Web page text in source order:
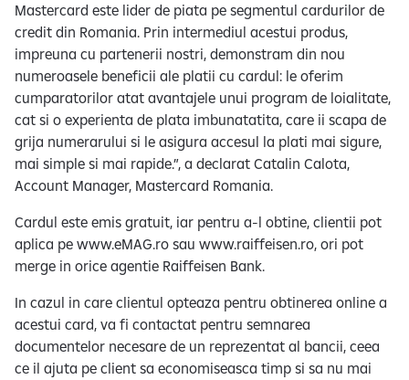
Mastercard este lider de piata pe segmentul cardurilor de
credit din Romania. Prin intermediul acestui produs,
impreuna cu partenerii nostri, demonstram din nou
numeroasele beneficii ale platii cu cardul: le oferim
cumparatorilor atat avantajele unui program de loialitate,
cat si o experienta de plata imbunatatita, care ii scapa de
grija numerarului si le asigura accesul la plati mai sigure,
mai simple si mai rapide.”, a declarat Catalin Calota,
Account Manager, Mastercard Romania.
Cardul este emis gratuit, iar pentru a-l obtine, clientii pot
aplica pe www.eMAG.ro sau www.raiffeisen.ro, ori pot
merge in orice agentie Raiffeisen Bank.
In cazul in care clientul opteaza pentru obtinerea online a
acestui card, va fi contactat pentru semnarea
documentelor necesare de un reprezentat al bancii, ceea
ce il ajuta pe client sa economiseasca timp si sa nu mai